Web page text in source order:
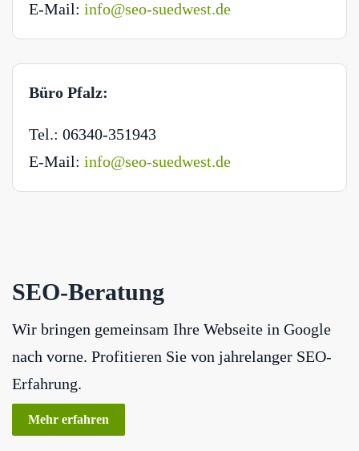
E-Mail: info@seo-suedwest.de
Büro Pfalz:
Tel.: 06340-351943
E-Mail: info@seo-suedwest.de
SEO-Beratung
Wir bringen gemeinsam Ihre Webseite in Google
nach vorne. Profitieren Sie von jahrelanger SEO-
Erfahrung.
Mehr erfahren